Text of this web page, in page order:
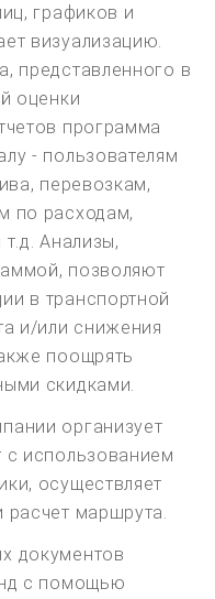
графиков и
визуализацию.
представленного в
оценки
программа
- пользователям
перевозкам,
по расходам,
Анализы,
позволяют
в транспортной
и/или снижения
поощрять
скидками.
организует
с использованием
осуществляет
расчет маршрута.
документов
с помощью